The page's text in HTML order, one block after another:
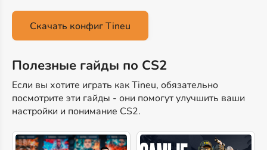
Скачать конфиг Tineu
Полезные гайды по CS2
Если вы хотите играть как Tineu, обязательно
посмотрите эти гайды - они помогут улучшить ваши
настройки и понимание CS2.